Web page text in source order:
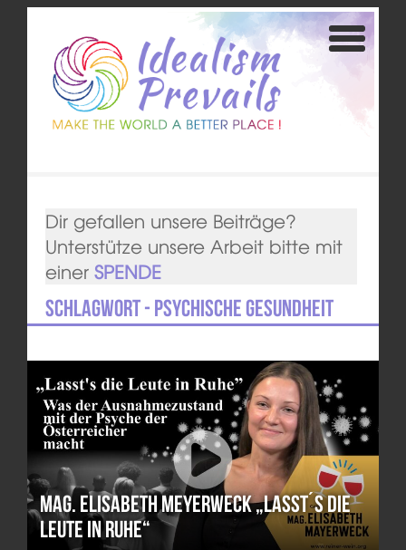
Dir gefallen unsere Beiträge?
Unterstütze unsere Arbeit bitte mit
einer SPENDE
Schlagwort - Psychische Gesundheit
Mag. Elisabeth Meyerweck „Lasst´s die
Leute in Ruhe“